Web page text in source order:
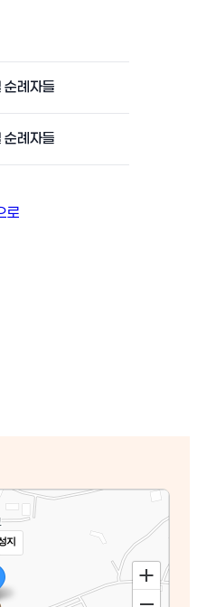
례자들
례자들
로
지